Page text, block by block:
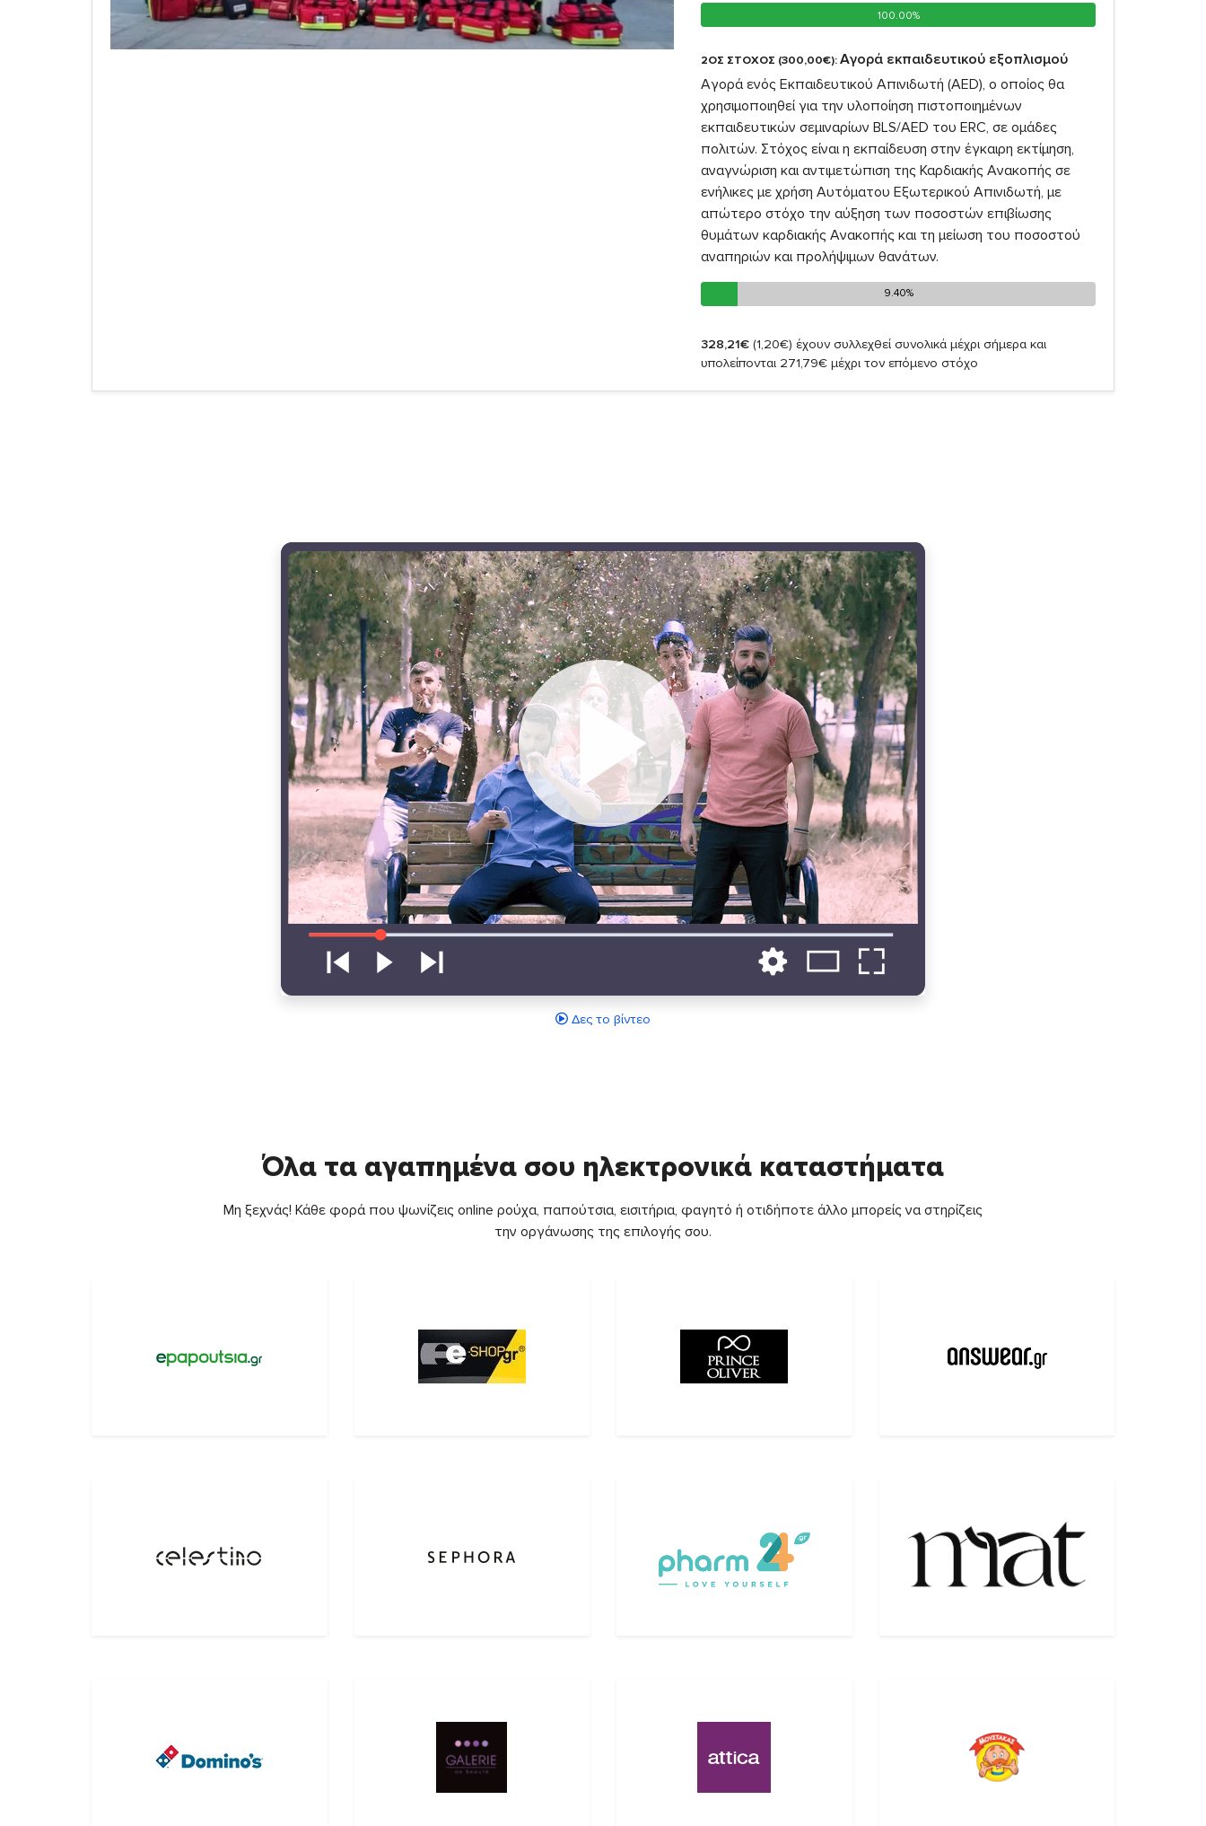
100.00%
100.00%
2ΟΣ ΣΤΟΧΟΣ (300,00€):Αγορά εκπαιδευτικού εξοπλισμού
Αγορά ενός Εκπαιδευτικού Απινιδωτή (AED), ο οποίος θα
χρησιμοποιηθεί για την υλοποίηση πιστοποιημένων
εκπαιδευτικών σεμιναρίων BLS/AED του ERC, σε ομάδες
πολιτών. Στόχος είναι η εκπαίδευση στην έγκαιρη εκτίμηση,
αναγνώριση και αντιμετώπιση της Καρδιακής Ανακοπής σε
ενήλικες με χρήση Αυτόματου Εξωτερικού Απινιδωτή, με
απώτερο στόχο την αύξηση των ποσοστών επιβίωσης
θυμάτων καρδιακής Ανακοπής και τη μείωση του ποσοστού
αναπηριών και προλήψιμων θανάτων.
9.40%
9.40%
328,21€ (1,20€) έχουν συλλεχθεί συνολικά μέχρι σήμερα και
υπολείπονται 271,79€ μέχρι τον επόμενο στόχο
Δες το βίντεο
Όλα τα αγαπημένα σου ηλεκτρονικά καταστήματα
Μη ξεχνάς! Κάθε φορά που ψωνίζεις online ρούχα, παπούτσια, εισιτήρια, φαγητό ή οτιδήποτε άλλο μπορείς να στηρίζεις
την οργάνωσης της επιλογής σου.